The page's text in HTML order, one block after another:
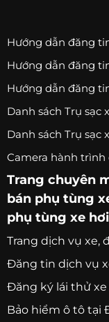
Hướng dẫn đăng
Hướng dẫn đăng
Hướng dẫn đăng
Danh sách Trụ sạc
Danh sách Trụ sạc
Camera hành trình
Trang chuyên
bán phụ tùng
phụ tùng xe
Trang dịch vụ xe,
Đăng tin dịch vụ
Đăng ký lái thử xe
Bảo hiểm ô tô tại